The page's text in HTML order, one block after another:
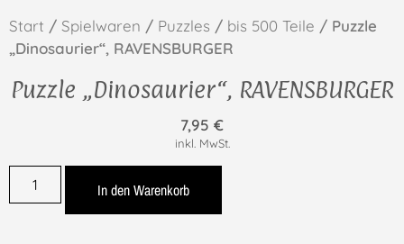
Start / Spielwaren / Puzzles / bis 500 Teile / Puzzle
„Dinosaurier“, RAVENSBURGER
Puzzle „Dinosaurier“, RAVENSBURGER
7,95 €
inkl. MwSt.
In den Warenkorb